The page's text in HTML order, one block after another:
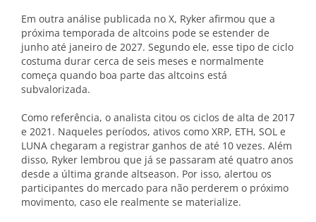
Em outra análise publicada no X, Ryker afirmou que a
próxima temporada de altcoins pode se estender de
junho até janeiro de 2027. Segundo ele, esse tipo de ciclo
costuma durar cerca de seis meses e normalmente
começa quando boa parte das altcoins está
subvalorizada.
Como referência, o analista citou os ciclos de alta de 2017
e 2021. Naqueles períodos, ativos como XRP, ETH, SOL e
LUNA chegaram a registrar ganhos de até 10 vezes. Além
disso, Ryker lembrou que já se passaram até quatro anos
desde a última grande altseason. Por isso, alertou os
participantes do mercado para não perderem o próximo
movimento, caso ele realmente se materialize.